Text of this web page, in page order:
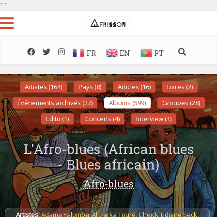
" "
FR EN PT
Artistes (164) Pays (8) Articles (16)
Livres (2)
Événements archivés (27)
Albums (599)
Groupes (28)
Edito (1)
Concerts (4) Interview (1)
L'Afro-blues (African blues
- Blues africain)
Afro-blues
Artistes:Adama Yalomba,Ali Farka Touré,Cheick Tidiane Seck,